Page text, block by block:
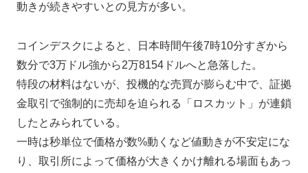
動きが続きやすいとの見方が多い。
コインデスクによると、日本時間午後7時10分すぎから
数分で3万ドル強から2万8154ドルへと急落した。
特段の材料はないが、投機的な売買が膨らむ中で、証拠
金取引で強制的に売却を迫られる「ロスカット」が連鎖
したとみられている。
一時は秒単位で価格が数%動くなど値動きが不安定にな
り、取引所によって価格が大きくかけ離れる場面もあっ